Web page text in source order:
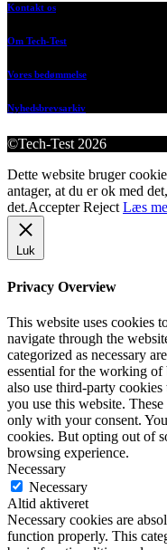
Kontakt os
Om Tech-Test
Vores bedømmelse
Nyhedsbrevsarkiv
©Tech-Test 2026
Dette website bruger
antager, at du er ok med
det.Accepter Reject Læs
Luk
Privacy Overview
This website uses cookies
navigate through the
categorized as necessary
essential for the working
also use third-party
you use this website.
only with your consent.
cookies. But opting out of
browsing experience.
Necessary
Necessary
Altid aktiveret
Necessary cookies are
function properly. This